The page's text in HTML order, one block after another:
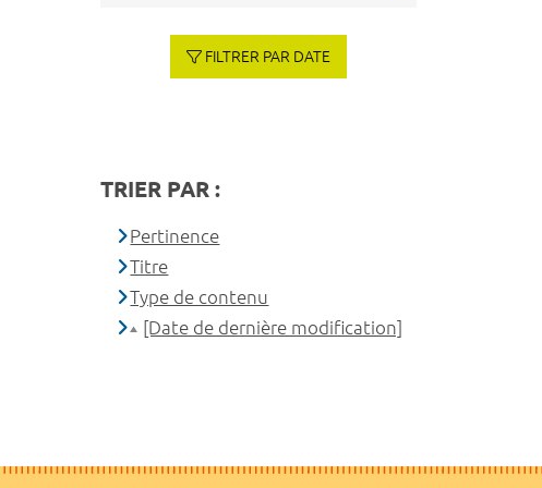
FILTRER PAR DATE
TRIER PAR :
Pertinence
Titre
Type de contenu
[Date de dernière modification]